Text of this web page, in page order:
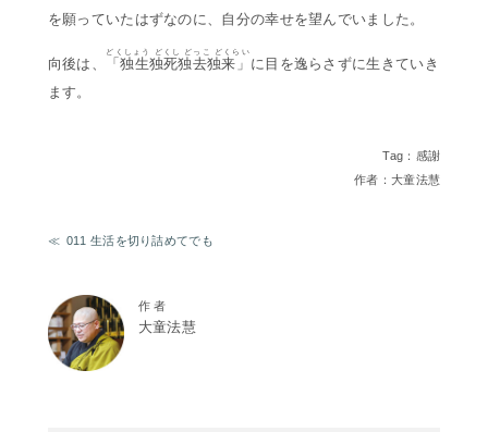
を願っていたはずなのに、自分の幸せを望んでいました。
向後は、 「独生独死独去独来」
どくしょう どくし どっこ どくらい
に目を逸らさずに生きていき
ます。
Tag： 感謝
作者：大童法慧
011 生活を切り詰めてでも
作 者
大童法慧